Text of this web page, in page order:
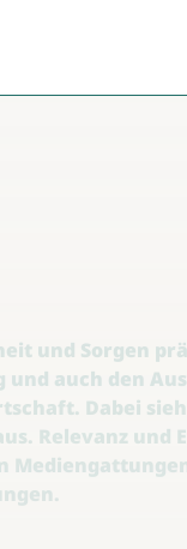
und Sorgen
und auch den
Dabei
Relevanz